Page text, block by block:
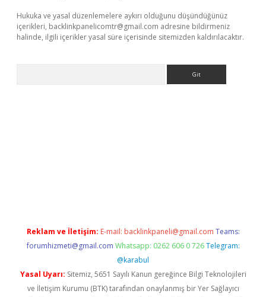
Hukuka ve yasal düzenlemelere aykırı olduğunu düşündüğünüz
içerikleri, backlinkpanelicomtr@gmail.com adresine bildirmeniz
halinde, ilgili içerikler yasal süre içerisinde sitemizden kaldırılacaktır.
Reklam ve İletişim: E-mail: backlinkpaneli@gmail.com Teams:
forumhizmeti@gmail.com Whatsapp: 0262 606 0 726 Telegram:
@karabul
Yasal Uyarı: Sitemiz, 5651 Sayılı Kanun gereğince Bilgi Teknolojileri
ve İletişim Kurumu (BTK) tarafından onaylanmış bir Yer Sağlayıcı